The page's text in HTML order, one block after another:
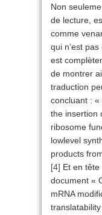
Non
de lecture,
comme
qui n’est
est
de montrer
traduction
concluant :
the insertion
ribosome
lowlevel
products
[4] Et en
document «
mRNA